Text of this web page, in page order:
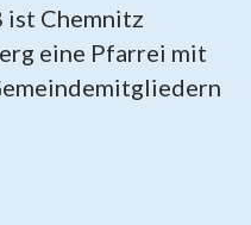
ist Chemnitz
eine Pfarrei mit